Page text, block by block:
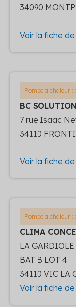
34090
Voir la fiche
Pompe a chaleur :
BC
7 rue Isaac
34110
Voir la fiche
Pompe a chaleur :
CLIMA
LA
BAT B LOT 4
34110 VIC LA
Voir la fiche